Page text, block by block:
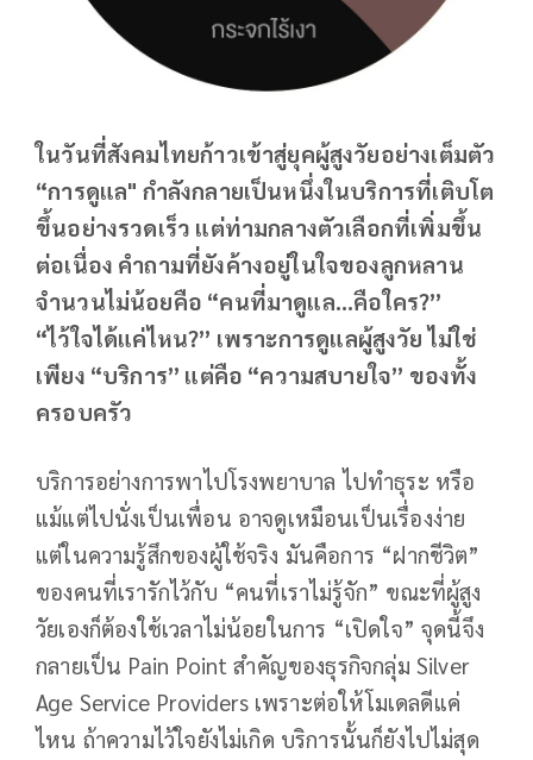
ในวันที่สังคมไทยก้าวเข้าสู่ยุคผู้สูงวัยอย่างเต็มตัว
“การดูแล" กำลังกลายเป็นหนึ่งในบริการที่เติบโต
ขึ้นอย่างรวดเร็ว แต่ท่ามกลางตัวเลือกที่เพิ่มขึ้น
ต่อเนื่อง คำถามที่ยังค้างอยู่ในใจของลูกหลาน
จำนวนไม่น้อยคือ “คนที่มาดูแล...คือใคร?”
“ไว้ใจได้แค่ไหน?” เพราะการดูแลผู้สูงวัย ไม่ใช่
เพียง “บริการ” แต่คือ “ความสบายใจ” ของทั้ง
ครอบครัว
บริการอย่างการพาไปโรงพยาบาล ไปทำธุระ หรือ
แม้แต่ไปนั่งเป็นเพื่อน อาจดูเหมือนเป็นเรื่องง่าย
แต่ในความรู้สึกของผู้ใช้จริง มันคือการ “ฝากชีวิต”
ของคนที่เรารักไว้กับ “คนที่เราไม่รู้จัก” ขณะที่ผู้สูง
วัยเองก็ต้องใช้เวลาไม่น้อยในการ “เปิดใจ” จุดนี้จึง
กลายเป็น Pain Point สำคัญของธุรกิจกลุ่ม Silver
Age Service Providers เพราะต่อให้โมเดลดีแค่
ไหน ถ้าความไว้ใจยังไม่เกิด บริการนั้นก็ยังไปไม่สุด